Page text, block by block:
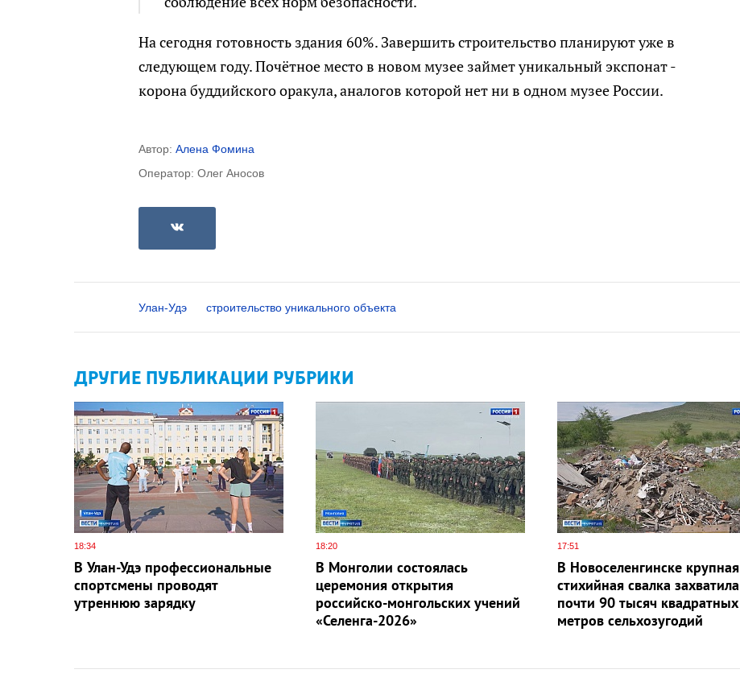
На сегодня готовность здания 60%. Завершить строительство планируют уже в
следующем году. Почётное место в новом музее займет уникальный экспонат -
корона буддийского оракула, аналогов которой нет ни в одном музее России.
Автор: Алена Фомина
Оператор: Олег Аносов
Улан-Удэ строительство уникального объекта
ДРУГИЕ ПУБЛИКАЦИИ РУБРИКИ
18:34
В Улан-Удэ профессиональные
спортсмены проводят
утреннюю зарядку
18:20
В Монголии состоялась
церемония открытия
российско-монгольских учений
«Селенга-2026»
17:51
В Новоселенгинске крупная
стихийная свалка захватила
почти 90 тысяч квадратных
метров сельхозугодий